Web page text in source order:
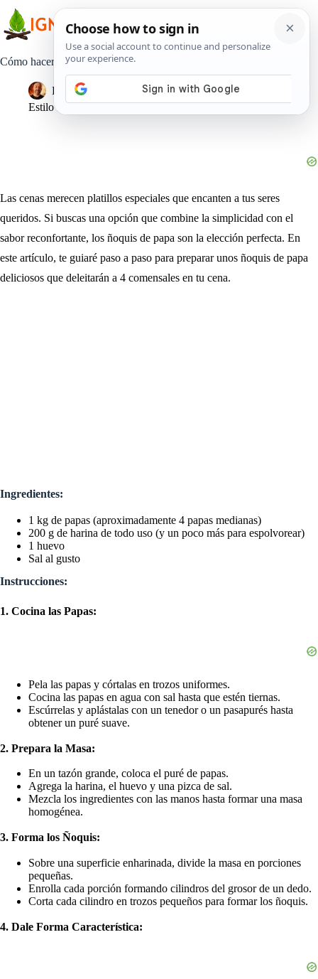
contenido
Cómo hacer Ñoquis de papas
Pedro Lisperguer
24 diciembre, 2023
Estilo de Vida
Las cenas merecen platillos especiales que encanten a tus seres
queridos. Si buscas una opción que combine la simplicidad con el
sabor reconfortante, los ñoquis de papa son la elección perfecta. En
este artículo, te guiaré paso a paso para preparar unos ñoquis de papa
deliciosos que deleitarán a 4 comensales en tu cena.
Ingredientes:
1 kg de papas (aproximadamente 4 papas medianas)
200 g de harina de todo uso (y un poco más para espolvorear)
1 huevo
Sal al gusto
Instrucciones:
1. Cocina las Papas:
Pela las papas y córtalas en trozos uniformes.
Cocina las papas en agua con sal hasta que estén tiernas.
Escúrrelas y aplástalas con un tenedor o un pasapurés hasta
obtener un puré suave.
2. Prepara la Masa:
En un tazón grande, coloca el puré de papas.
Agrega la harina, el huevo y una pizca de sal.
Mezcla los ingredientes con las manos hasta formar una masa
homogénea.
3. Forma los Ñoquis:
Sobre una superficie enharinada, divide la masa en porciones
pequeñas.
Enrolla cada porción formando cilindros del grosor de un dedo.
Corta cada cilindro en trozos pequeños para formar los ñoquis.
4. Dale Forma Característica: